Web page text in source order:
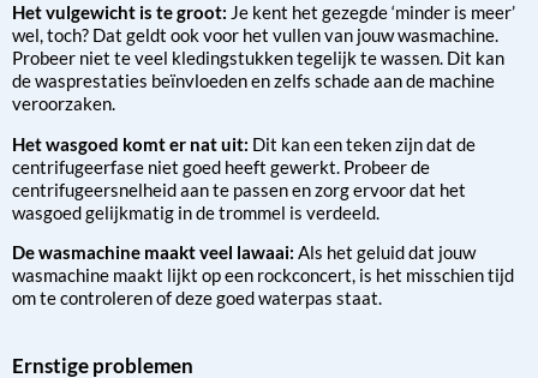
Het vulgewicht is te groot: Je kent het gezegde ‘minder is meer’
wel, toch? Dat geldt ook voor het vullen van jouw wasmachine.
Probeer niet te veel kledingstukken tegelijk te wassen. Dit kan
de wasprestaties beïnvloeden en zelfs schade aan de machine
veroorzaken.
Het wasgoed komt er nat uit: Dit kan een teken zijn dat de
centrifugeerfase niet goed heeft gewerkt. Probeer de
centrifugeersnelheid aan te passen en zorg ervoor dat het
wasgoed gelijkmatig in de trommel is verdeeld.
De wasmachine maakt veel lawaai: Als het geluid dat jouw
wasmachine maakt lijkt op een rockconcert, is het misschien tijd
om te controleren of deze goed waterpas staat.
Ernstige problemen